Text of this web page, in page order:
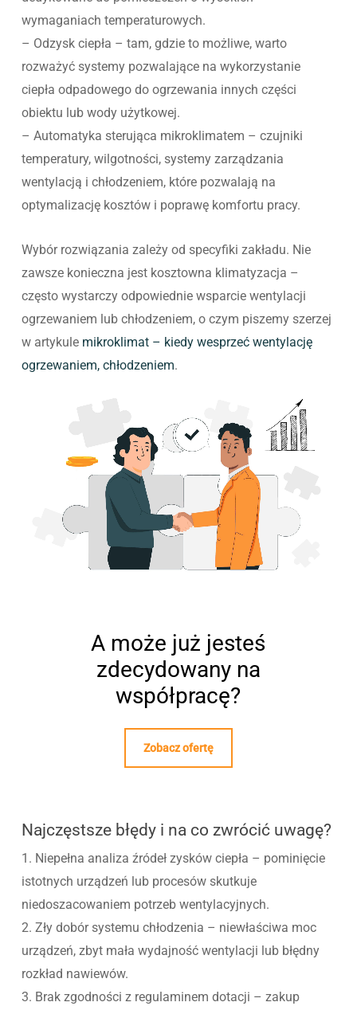
wymaganiach temperaturowych.
– Odzysk ciepła – tam, gdzie to możliwe, warto
rozważyć systemy pozwalające na wykorzystanie
ciepła odpadowego do ogrzewania innych części
obiektu lub wody użytkowej.
– Automatyka sterująca mikroklimatem – czujniki
temperatury, wilgotności, systemy zarządzania
wentylacją i chłodzeniem, które pozwalają na
optymalizację kosztów i poprawę komfortu pracy.
Wybór rozwiązania zależy od specyfiki zakładu. Nie
zawsze konieczna jest kosztowna klimatyzacja –
często wystarczy odpowiednie wsparcie wentylacji
ogrzewaniem lub chłodzeniem, o czym piszemy szerzej
w artykule mikroklimat – kiedy wesprzeć wentylację
ogrzewaniem, chłodzeniem.
A może już jesteś
zdecydowany na
współpracę?
Zobacz ofertę
Najczęstsze błędy i na co zwrócić uwagę?
1. Niepełna analiza źródeł zysków ciepła – pominięcie
istotnych urządzeń lub procesów skutkuje
niedoszacowaniem potrzeb wentylacyjnych.
2. Zły dobór systemu chłodzenia – niewłaściwa moc
urządzeń, zbyt mała wydajność wentylacji lub błędny
rozkład nawiewów.
3. Brak zgodności z regulaminem dotacji – zakup